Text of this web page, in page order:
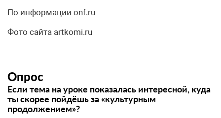
По информации onf.ru
Фото сайта artkomi.ru
Опрос
Если тема на уроке показалась интересной, куда
ты скорее пойдёшь за «культурным
продолжением»?